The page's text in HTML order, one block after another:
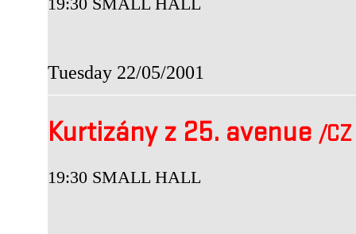
Tuesday 22/05/2001
Kurtizány z 25. avenue /CZ
19:30 SMALL HALL